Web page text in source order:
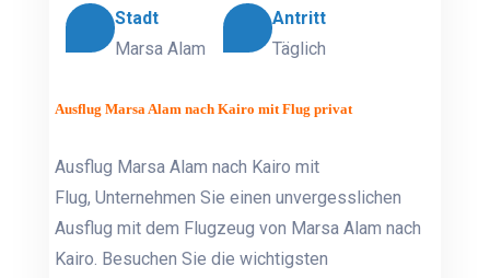
Stadt
Marsa Alam
Antritt
Täglich
Ausflug Marsa Alam nach Kairo mit Flug privat
Ausflug Marsa Alam nach Kairo mit
Flug,Unternehmen Sie einen unvergesslichen
Ausflug mit dem Flugzeug von Marsa Alam nach
Kairo. Besuchen Sie die wichtigsten